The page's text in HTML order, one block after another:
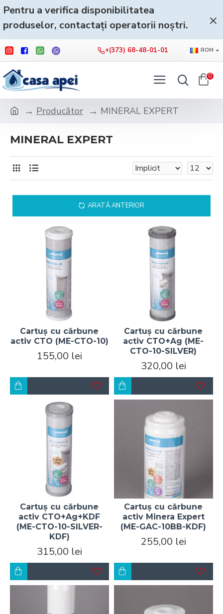
Pentru a verifica disponibilitatea
produselor, contactați operatorii noștri.
+(373) 68-48-01-01 ROM
0
Producător MINERAL EXPERT
MINERAL EXPERT
ARATĂ ANTERIOR
Cartuș cu cărbune
activ CTO (ME-CTO-10)
155,00 lei
Cartuș cu cărbune
activ CTO+Ag (ME-
CTO-10-SILVER)
320,00 lei
Cartuș cu cărbune
activ CTO+Ag+KDF
(ME-CTO-10-SILVER-
KDF)
315,00 lei
Cartuș cu cărbune
activ Minera Expert
(ME-GAC-10BB-KDF)
255,00 lei